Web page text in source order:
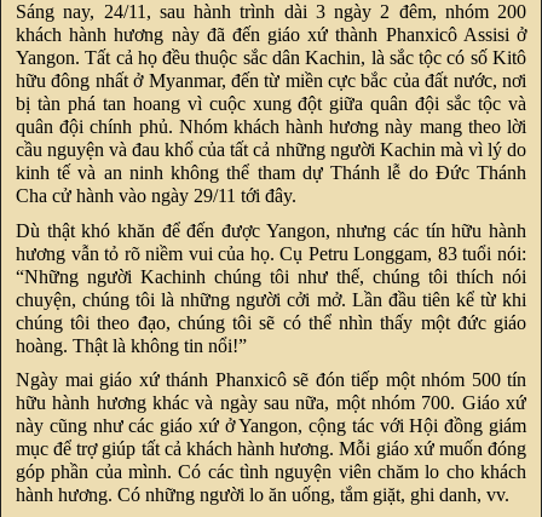
Sáng nay, 24/11, sau hành trình dài 3 ngày 2 đêm, nhóm 200
khách hành hương này đã đến giáo xứ thành Phanxicô Assisi ở
Yangon. Tất cả họ đều thuộc sắc dân Kachin, là sắc tộc có số Kitô
hữu đông nhất ở Myanmar, đến từ miền cực bắc của đất nước, nơi
bị tàn phá tan hoang vì cuộc xung đột giữa quân đội sắc tộc và
quân đội chính phủ. Nhóm khách hành hương này mang theo lời
cầu nguyện và đau khổ của tất cả những người Kachin mà vì lý do
kinh tế và an ninh không thể tham dự Thánh lễ do Đức Thánh
Cha cử hành vào ngày 29/11 tới đây.
Dù thật khó khăn để đến được Yangon, nhưng các tín hữu hành
hương vẫn tỏ rõ niềm vui của họ. Cụ Petru Longgam, 83 tuổi nói:
“Những người Kachinh chúng tôi như thế, chúng tôi thích nói
chuyện, chúng tôi là những người cởi mở. Lần đầu tiên kể từ khi
chúng tôi theo đạo, chúng tôi sẽ có thể nhìn thấy một đức giáo
hoàng. Thật là không tin nổi!”
Ngày mai giáo xứ thánh Phanxicô sẽ đón tiếp một nhóm 500 tín
hữu hành hương khác và ngày sau nữa, một nhóm 700. Giáo xứ
này cũng như các giáo xứ ở Yangon, cộng tác với Hội đồng giám
mục để trợ giúp tất cả khách hành hương. Mỗi giáo xứ muốn đóng
góp phần của mình. Có các tình nguyện viên chăm lo cho khách
hành hương. Có những người lo ăn uống, tắm giặt, ghi danh, vv.